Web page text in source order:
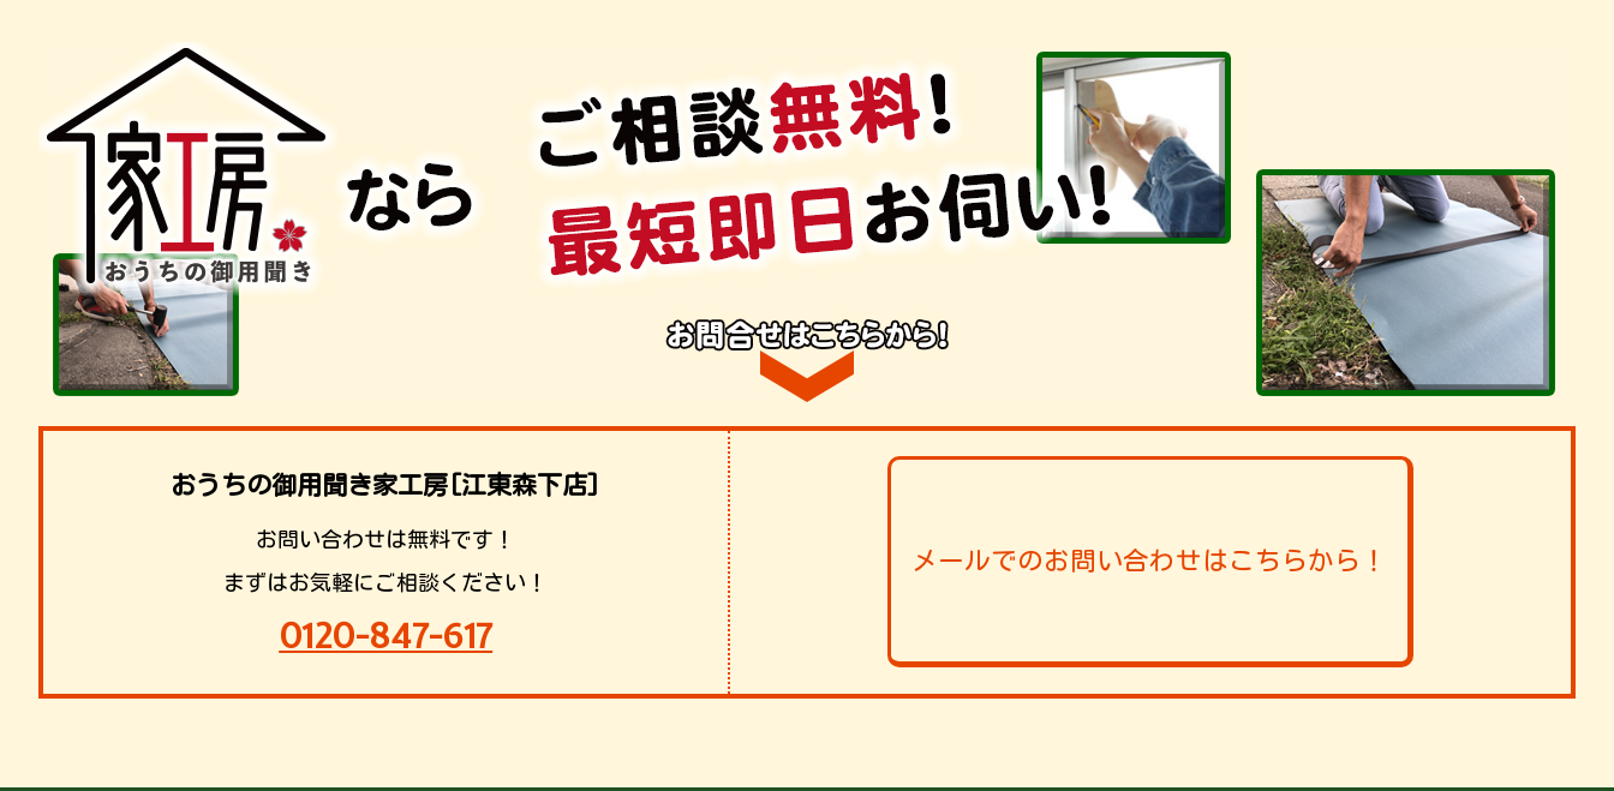
おうちの御用聞き家工房[江東森下店]
お問い合わせは無料です！
まずはお気軽にご相談ください！
0120-847-617
メールでのお問い合わせはこちらから！